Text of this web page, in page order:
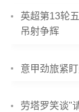
英超第13轮
吊射争辉
意甲劲旅紧
劳塔罗笑谈"